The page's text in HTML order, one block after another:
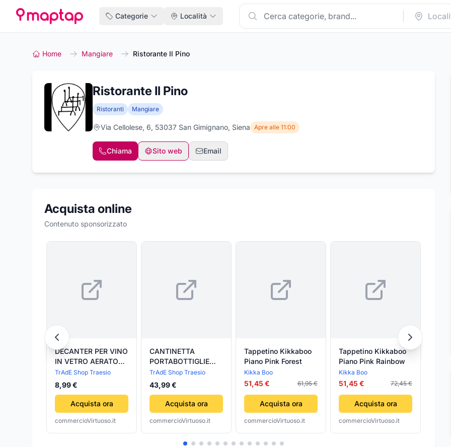
Categorie Località
Home Mangiare Ristorante Il Pino
Ristorante Il Pino
Ristoranti Mangiare
Via Cellolese, 6, 53037 San Gimignano, Siena Apre alle 11:00
Chiama Sito web Email
Acquista online
Contenuto sponsorizzato
DECANTER PER VINO
IN VETRO AERATORE
SOMMELIER
ENOTECA
RISTORANTE
17X22CM 054093
TrAdE Shop Traesio
8,99 €
Acquista ora
commercioVirtuoso.it
CANTINETTA
PORTABOTTIGLIE
VINO IN LEGNO DI
PINO NATURALE 54
POSTI 9 RIPIANI
H120X63X27CM
TrAdE Shop Traesio
43,99 €
Acquista ora
commercioVirtuoso.it
Tappetino Kikkaboo
Piano Pink Forest
Kikka Boo
51,45 € 61,95 €
Acquista ora
commercioVirtuoso.it
Tappetino Kikkaboo
Piano Pink Rainbow
Kikka Boo
51,45 € 72,45 €
Acquista ora
commercioVirtuoso.it